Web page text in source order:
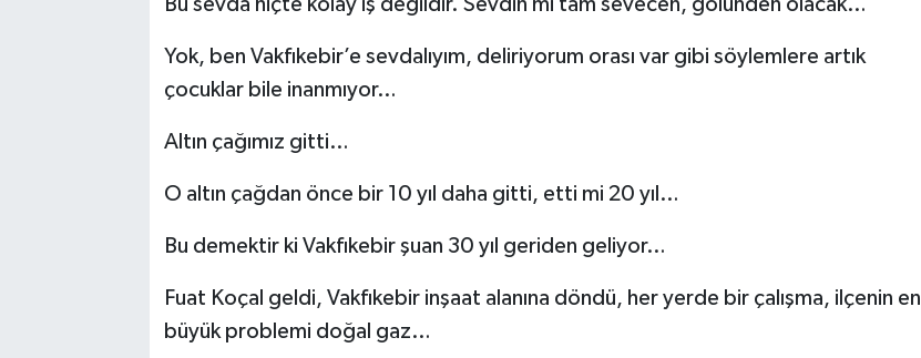
Yok, ben Vakfıkebir’e sevdalıyım, deliriyorum orası var gibi söylemlere artık
çocuklar bile inanmıyor…
Altın çağımız gitti…
O altın çağdan önce bir 10 yıl daha gitti, etti mi 20 yıl…
Bu demektir ki Vakfıkebir şuan 30 yıl geriden geliyor…
Fuat Koçal geldi, Vakfıkebir inşaat alanına döndü, her yerde bir çalışma, ilçenin en
büyük problemi doğal gaz…